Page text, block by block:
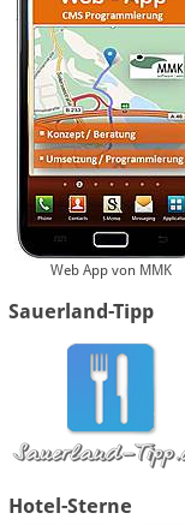
Web App von MMK
Sauerland-Tipp
Hotel-Sterne